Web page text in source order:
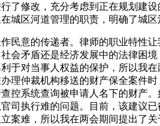
了修改，充分考虑到正在规划建
城区河道管理的职责，明确了城
意的传递者。律师的职业特性让
会矛盾还是经济发展中的法律困
于对当事人权益的保护，所以我
理仲裁机构移送的财产保全案件
控系统查询被申请人名下的财产
司执行难的问题。目前，该建议
案难，所以我在两会期间提出了